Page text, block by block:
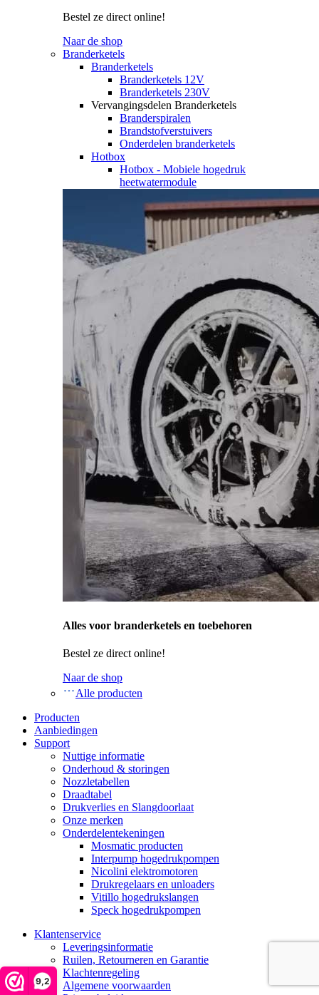
9,2
Bestel ze direct online!
Naar de shop
Branderketels
Branderketels
Branderketels 12V
Branderketels 230V
Vervangingsdelen Branderketels
Branderspiralen
Brandstofverstuivers
Onderdelen branderketels
Hotbox
Hotbox - Mobiele hogedruk
heetwatermodule
Alles voor branderketels en toebehoren
Bestel ze direct online!
Naar de shop
Alle producten
Producten
Aanbiedingen
Support
Nuttige informatie
Onderhoud & storingen
Nozzletabellen
Draadtabel
Drukverlies en Slangdoorlaat
Onze merken
Onderdelentekeningen
Mosmatic producten
Interpump hogedrukpompen
Nicolini elektromotoren
Drukregelaars en unloaders
Vitillo hogedrukslangen
Speck hogedrukpompen
Klantenservice
Leveringsinformatie
Ruilen, Retourneren en Garantie
Klachtenregeling
Algemene voorwaarden